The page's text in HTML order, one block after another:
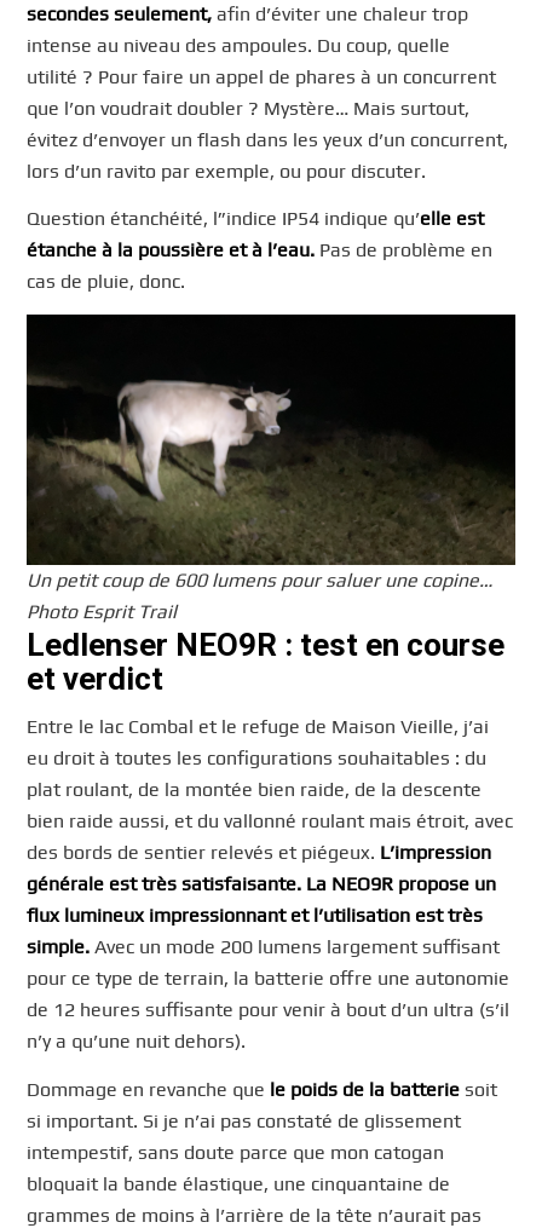
secondes seulement, afin d’éviter une chaleur trop
intense au niveau des ampoules. Du coup, quelle
utilité ? Pour faire un appel de phares à un concurrent
que l’on voudrait doubler ? Mystère… Mais surtout,
évitez d’envoyer un flash dans les yeux d’un concurrent,
lors d’un ravito par exemple, ou pour discuter.
Question étanchéité, l”indice IP54 indique qu’elle est
étanche à la poussière et à l’eau. Pas de problème en
cas de pluie, donc.
Un petit coup de 600 lumens pour saluer une copine…
Photo Esprit Trail
Ledlenser NEO9R : test en course
et verdict
Entre le lac Combal et le refuge de Maison Vieille, j’ai
eu droit à toutes les configurations souhaitables : du
plat roulant, de la montée bien raide, de la descente
bien raide aussi, et du vallonné roulant mais étroit, avec
des bords de sentier relevés et piégeux. L’impression
générale est très satisfaisante. La NEO9R propose un
flux lumineux impressionnant et l’utilisation est très
simple.Avec un mode 200 lumens largement suffisant
pour ce type de terrain, la batterie offre une autonomie
de 12 heures suffisante pour venir à bout d’un ultra (s’il
n’y a qu’une nuit dehors).
Dommage en revanche que le poids de la batterie soit
si important. Si je n’ai pas constaté de glissement
intempestif, sans doute parce que mon catogan
bloquait la bande élastique, une cinquantaine de
grammes de moins à l’arrière de la tête n’aurait pas